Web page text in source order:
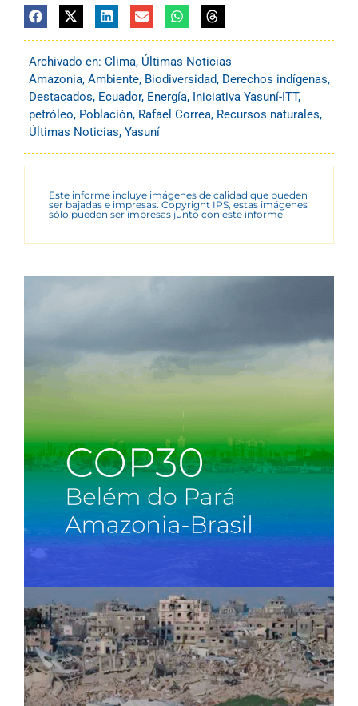
Archivado en: Clima, Últimas Noticias
Amazonia, Ambiente, Biodiversidad, Derechos indígenas,
Destacados, Ecuador, Energía, Iniciativa Yasuní-ITT,
petróleo, Población, Rafael Correa, Recursos naturales,
Últimas Noticias, Yasuní
Este informe incluye imágenes de calidad que pueden
ser bajadas e impresas. Copyright IPS, estas imágenes
sólo pueden ser impresas junto con este informe